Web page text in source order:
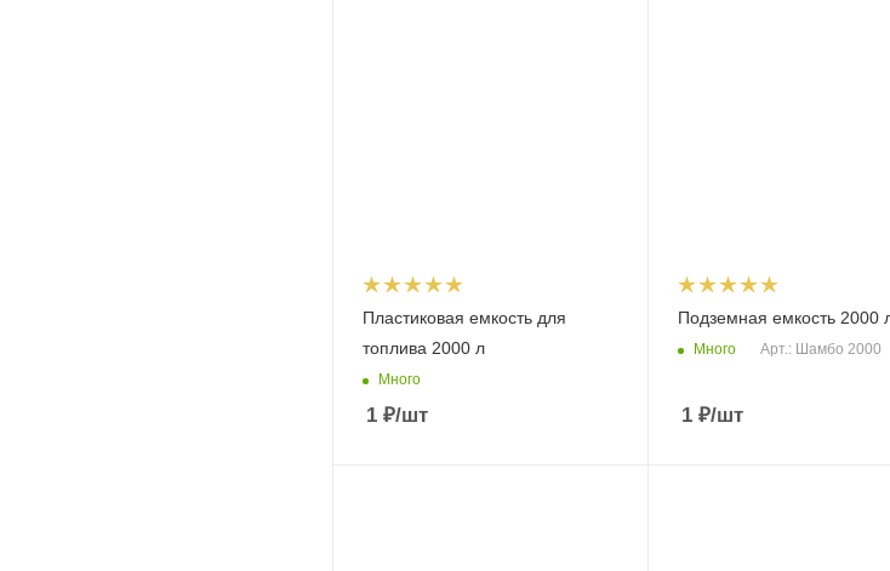
Пластиковая емкость для
топлива 2000 л
Много
1 ₽/шт
Подземная емкость 2000
Много Арт.: Шамбо 2000
1₽/шт